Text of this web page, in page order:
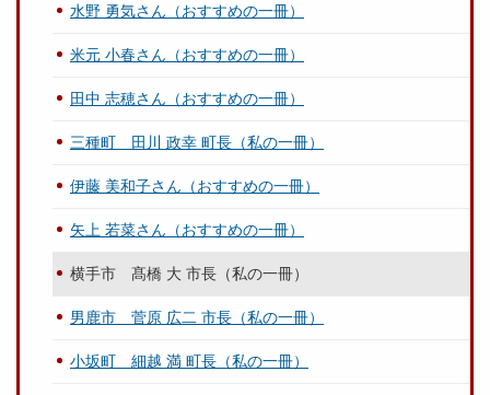
水野 勇気さん（おすすめの一冊）
米元 小春さん（おすすめの一冊）
田中 志穂さん（おすすめの一冊）
三種町 田川 政幸 町長（私の一冊）
伊藤 美和子さん（おすすめの一冊）
矢上 若菜さん（おすすめの一冊）
横手市 髙橋 大 市長（私の一冊）
男鹿市 菅原 広二 市長（私の一冊）
小坂町 細越 満 町長（私の一冊）